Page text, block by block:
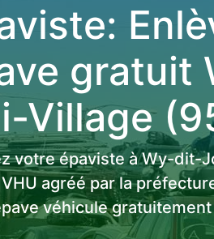
gratuit
Village
votre épaviste à Wy-dit-
agréé par la
véhicule